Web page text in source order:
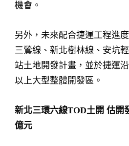
機會。
另外，未來配合捷運工程進
三鶯線、新北樹林線、安坑
站土地開發計畫，並於捷運
以上大型整體開發區。
新北三環六線TOD土開 估開
億元